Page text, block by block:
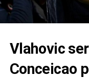
Vlahovic
Conceicao